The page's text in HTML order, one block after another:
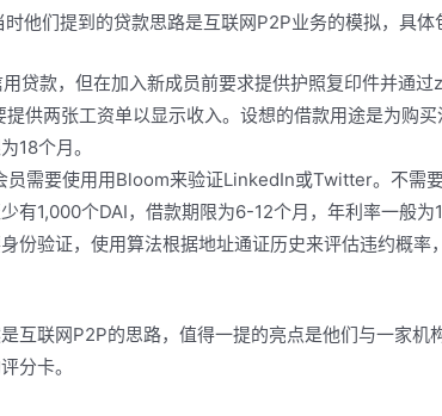
他们提到的贷款思路是互联网P2P业务的模拟，具体
贷款，但在加入新成员前要求提供护照复印件并通过
供两张工资单以显示收入。设想的借款用途是为购
18个月。
需要使用用Bloom来验证LinkedIn或Twitter。不需
有1,000个DAI，借款期限为6-12个月，年利率一般为
份验证，使用算法根据地址通证历史来评估违约概率
互联网P2P的思路，值得一提的亮点是他们与一家机
分卡。